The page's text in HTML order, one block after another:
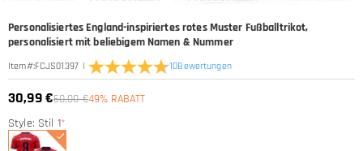
Personalisiertes England-inspiriertes rotes Muster Fußballtrikot,
personalisiert mit beliebigem Namen & Nummer
Item#:FCJS01397 | 10Bewertungen
30,99 €60,00 €49% RABATT
Style: Stil 1*